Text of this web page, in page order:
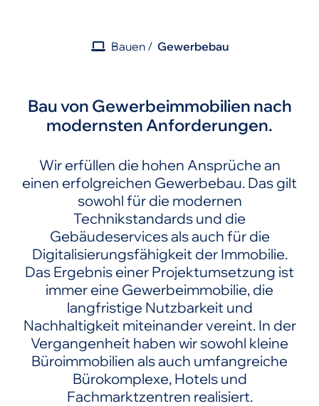
Bauen Gewerbebau
Bau von Gewerbeimmobilien nach
modernsten Anforderungen.
Wir erfüllen die hohen Ansprüche an
einen erfolgreichen Gewerbebau. Das gilt
sowohl für die modernen
Technikstandards und die
Gebäudeservices als auch für die
Digitalisierungsfähigkeit der Immobilie.
Das Ergebnis einer Projektumsetzung ist
immer eine Gewerbeimmobilie, die
langfristige Nutzbarkeit und
Nachhaltigkeit miteinander vereint. In der
Vergangenheit haben wir sowohl kleine
Büroimmobilien als auch umfangreiche
Bürokomplexe, Hotels und
Fachmarktzentren realisiert.